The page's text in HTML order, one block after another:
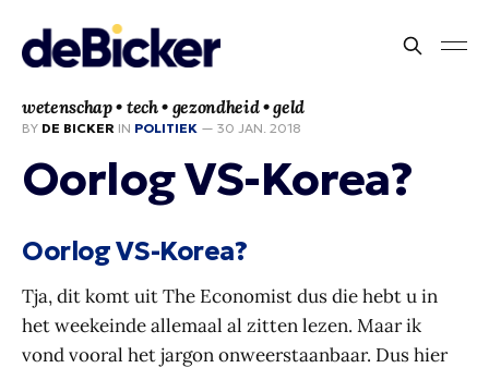
wetenschap • tech • gezondheid • geld
BY DE BICKER IN POLITIEK — 30 JAN. 2018
Oorlog VS-Korea?
Oorlog VS-Korea?
Tja, dit komt uit The Economist dus die hebt u in
het weekeinde allemaal al zitten lezen. Maar ik
vond vooral het jargon onweerstaanbaar. Dus hier